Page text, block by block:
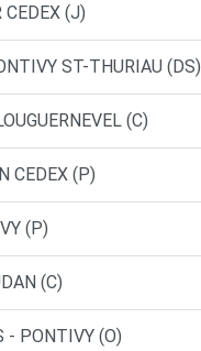
(J)
ST-THURIAU (DS)
(C)
CEDEX (P)
(P)
(C)
- PONTIVY (O)